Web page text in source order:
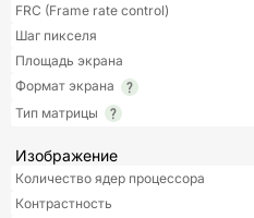
FRC (Frame rate control)
Шаг пикселя
Площадь экрана
Формат экрана
Тип матрицы
Изображение
Количество ядер процессора
Контрастность